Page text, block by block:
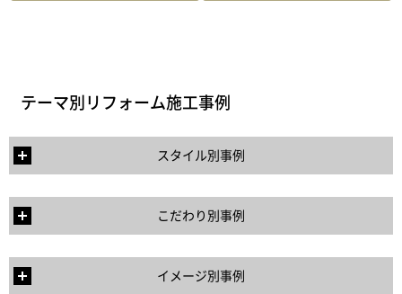
テーマ別リフォーム施工事例
スタイル別事例
こだわり別事例
イメージ別事例